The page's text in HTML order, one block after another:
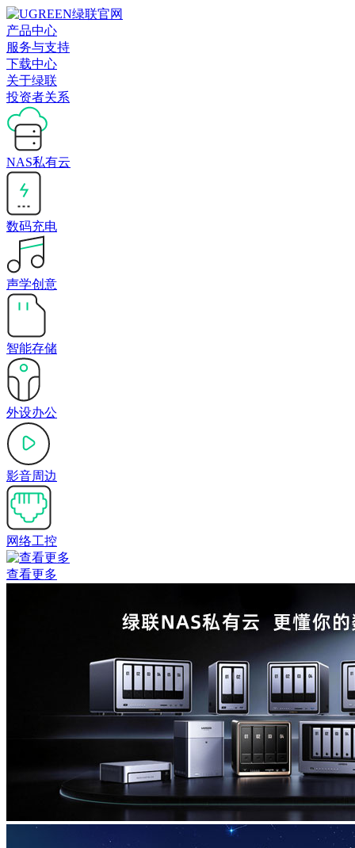
产品中心
服务与支持
下载中心
关于绿联
投资者关系
NAS私有云
数码充电
声学创意
智能存储
外设办公
影音周边
网络工控
查看更多